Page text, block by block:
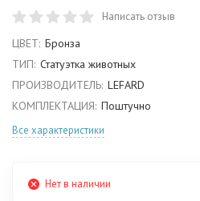
Написать отзыв
ЦВЕТ: Бронза
ТИП: Статуэтка животных
ПРОИЗВОДИТЕЛЬ: LEFARD
КОМПЛЕКТАЦИЯ: Поштучно
Все характеристики
Нет в наличии